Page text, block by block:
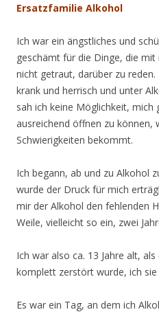
Ersatzfamilie Alkohol
Ich war ein ängstliches und
geschämt für die Dinge, die
nicht getraut, darüber zu
krank und herrisch und unter
sah ich keine Möglichkeit,
ausreichend öffnen zu können,
Schwierigkeiten bekommt.
Ich begann, ab und zu Alkohol
wurde der Druck für mich
mir der Alkohol den fehlenden
Weile, vielleicht so ein, zwei
Ich war also ca. 13 Jahre alt,
komplett zerstört wurde, ich
Es war ein Tag, an dem ich